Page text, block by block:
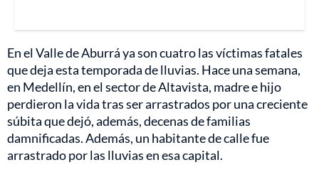
En el Valle de Aburrá ya son cuatro las víctimas fatales
que deja esta temporada de lluvias. Hace una semana,
en Medellín, en el sector de Altavista, madre e hijo
perdieron la vida tras ser arrastrados por una creciente
súbita que dejó, además, decenas de familias
damnificadas. Además, un habitante de calle fue
arrastrado por las lluvias en esa capital.